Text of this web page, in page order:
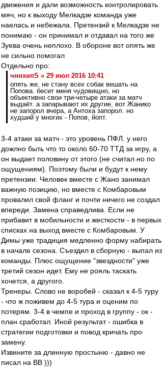
движения и дали возможность контролировать
мяч, но к выходу Мелкадзе команда уже
наелась и небежала. Претензий к Мелкадзе не
понимаю - он принимал и отдавал на того же
Зуева очень неплохо. В обороне вот опять же
не сильно помогал
Отдельно про:
чннхнпS » 29 июл 2016 10:41
опять же, не стану всех собак вешать на
Попова. бесит меня чудовищно, но
объективно свои три-четыре атаки за матч
выдаёт. а запарывают их другие, вот Жанико
не запорол вчера, а Антоха запорол. но
худший у многих - Попов, йопт.
3-4 атаки за матч - это уровень ПФЛ. у него
дожлно быть что то около 60-70 ТТД за игру, а
он выдает половину от этого (не считал но по
ощущениям). Поэтому были и будут к нему
претензии. Человек вместе с Жано занимал
важную позицию, но вместе с Комбаровым
провалил свой фланг и почти ничего не создал
впереди. Замена справедлива. Если не
прибавит в мобильности и жесткости - в первых
списках на выход вместе с Комбаровым. У
Димы уже традиция медленно форму набирать
в начале сезона. Съездил в сборную - выпал из
команды. Плюс ощущение "звездности" уже
третий сезон идет. Ему не рояль таскать
хочется, а другого.
Тренеры. Слово не воробей - сказал к 4-5 туру
- что ж поживем до 4-5 тура и оценим по
потерям. 3-4 в чемпе и проход в группу - ок -
план сработал. Иной результат - ошибка в
стратегии подготовки и повод кричать про
замену.
Извините за длинную простыню - давно не
писал на ВВ )))